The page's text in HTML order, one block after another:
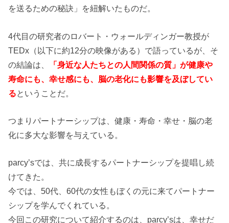
を送るための秘訣」を紐解いたものだ。
4代目の研究者のロバート・ウォールディンガー教授が
TEDx（以下に約12分の映像がある）で語っているが、そ
の結論は、
「身近な人たちとの人間関係の質」が健康や
寿命にも、幸せ感にも、脳の老化にも影響を及ぼしてい
るということだ。
つまりパートナーシップは、健康・寿命・幸せ・脳の老
化に多大な影響を与えている。
parcy’sでは、共に成長するパートナーシップを提唱し続
けてきた。
今では、50代、60代の女性もぼくの元に来てパートナー
シップを学んでくれている。
今回この研究について紹介するのは、parcy’sは、幸せだ